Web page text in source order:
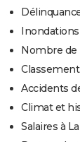
Inondations
Nombre de
Classement
Accidents
Climat et
Salaires à